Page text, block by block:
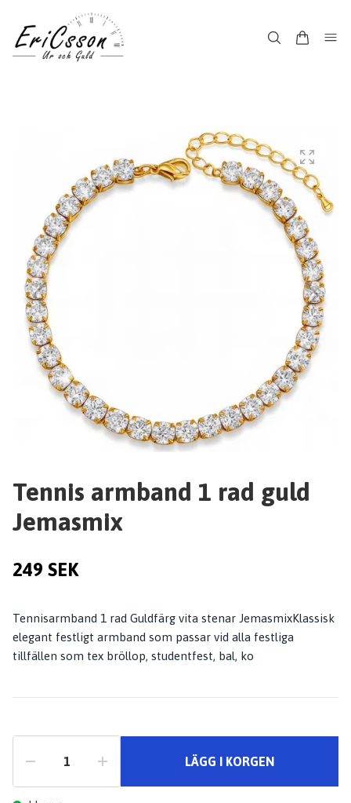
Tennis armband 1 rad guld
Jemasmix
249 SEK
Tennisarmband 1 rad Guldfärg vita stenar JemasmixKlassisk
elegant festligt armband som passar vid alla festliga
tillfällen som tex bröllop, studentfest, bal, ko
LÄGG I KORGEN